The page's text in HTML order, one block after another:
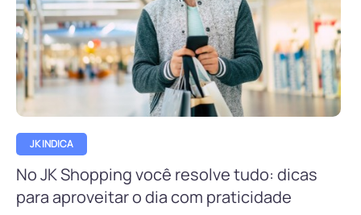
JK INDICA
No JK Shopping você resolve tudo: dicas
para aproveitar o dia com praticidade